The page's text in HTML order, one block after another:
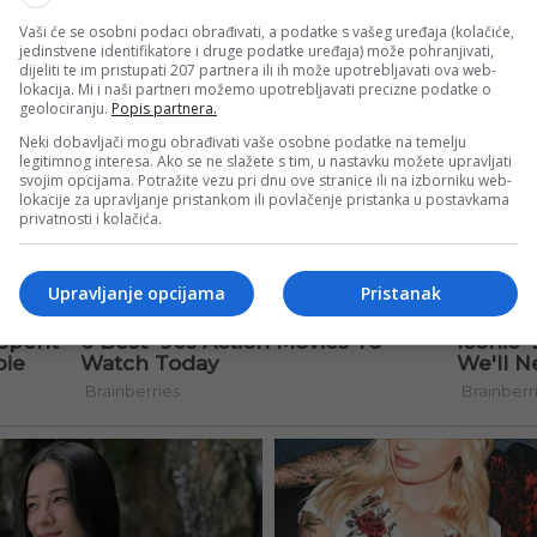
Vaši će se osobni podaci obrađivati, a podatke s vašeg uređaja (kolačiće,
jedinstvene identifikatore i druge podatke uređaja) može pohranjivati,
dijeliti te im pristupati 207 partnera ili ih može upotrebljavati ova web-
lokacija. Mi i naši partneri možemo upotrebljavati precizne podatke o
geolociranju. Popis partnera.
Neki dobavljači mogu obrađivati vaše osobne podatke na temelju
legitimnog interesa. Ako se ne slažete s tim, u nastavku možete upravljati
svojim opcijama. Potražite vezu pri dnu ove stranice ili na izborniku web-
lokacije za upravljanje pristankom ili povlačenje pristanka u postavkama
privatnosti i kolačića.
Pristanak
Upravljanje opcijama